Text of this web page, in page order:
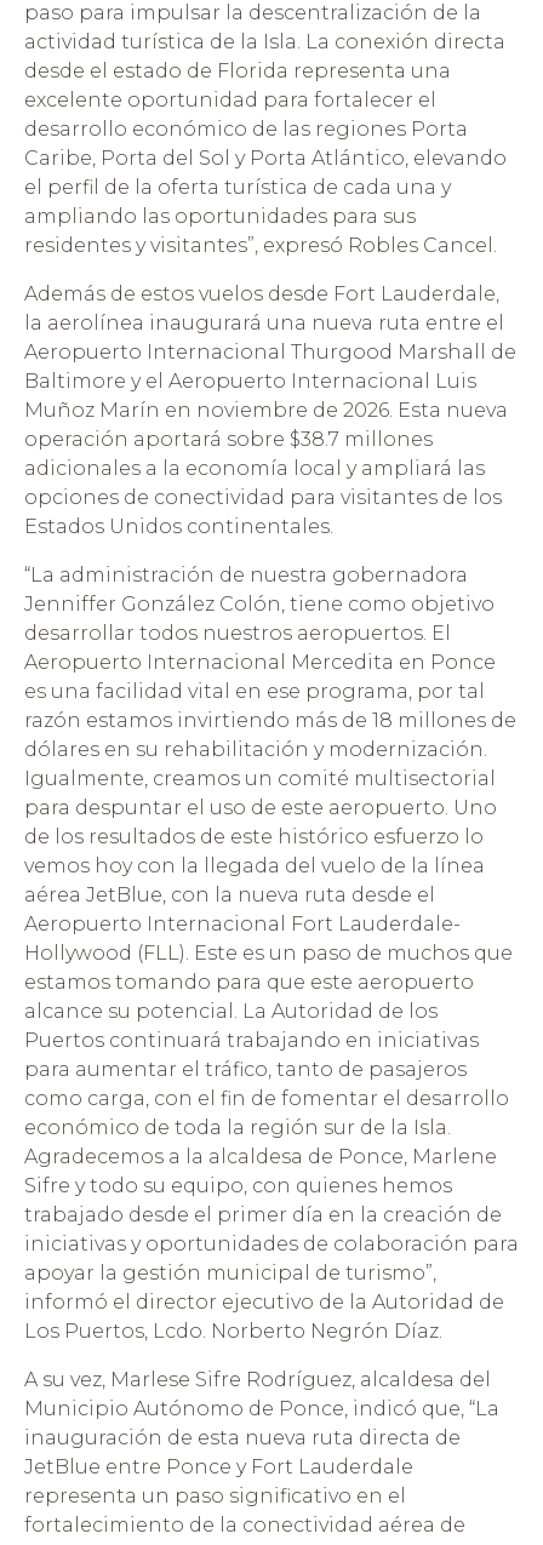
paso para impulsar la descentralización de la
actividad turística de la Isla. La conexión directa
desde el estado de Florida representa una
excelente oportunidad para fortalecer el
desarrollo económico de las regiones Porta
Caribe, Porta del Sol y Porta Atlántico, elevando
el perfil de la oferta turística de cada una y
ampliando las oportunidades para sus
residentes y visitantes”, expresó Robles Cancel.
Además de estos vuelos desde Fort Lauderdale,
la aerolínea inaugurará una nueva ruta entre el
Aeropuerto Internacional Thurgood Marshall de
Baltimore y el Aeropuerto Internacional Luis
Muñoz Marín en noviembre de 2026. Esta nueva
operación aportará sobre $38.7 millones
adicionales a la economía local y ampliará las
opciones de conectividad para visitantes de los
Estados Unidos continentales.
“La administración de nuestra gobernadora
Jenniffer González Colón, tiene como objetivo
desarrollar todos nuestros aeropuertos. El
Aeropuerto Internacional Mercedita en Ponce
es una facilidad vital en ese programa, por tal
razón estamos invirtiendo más de 18 millones de
dólares en su rehabilitación y modernización.
Igualmente, creamos un comité multisectorial
para despuntar el uso de este aeropuerto. Uno
de los resultados de este histórico esfuerzo lo
vemos hoy con la llegada del vuelo de la línea
aérea JetBlue, con la nueva ruta desde el
Aeropuerto Internacional Fort Lauderdale-
Hollywood (FLL). Este es un paso de muchos que
estamos tomando para que este aeropuerto
alcance su potencial. La Autoridad de los
Puertos continuará trabajando en iniciativas
para aumentar el tráfico, tanto de pasajeros
como carga, con el fin de fomentar el desarrollo
económico de toda la región sur de la Isla.
Agradecemos a la alcaldesa de Ponce, Marlene
Sifre y todo su equipo, con quienes hemos
trabajado desde el primer día en la creación de
iniciativas y oportunidades de colaboración para
apoyar la gestión municipal de turismo”,
informó el director ejecutivo de la Autoridad de
Los Puertos, Lcdo. Norberto Negrón Díaz.
A su vez, Marlese Sifre Rodríguez, alcaldesa del
Municipio Autónomo de Ponce, indicó que, “La
inauguración de esta nueva ruta directa de
JetBlue entre Ponce y Fort Lauderdale
representa un paso significativo en el
fortalecimiento de la conectividad aérea de